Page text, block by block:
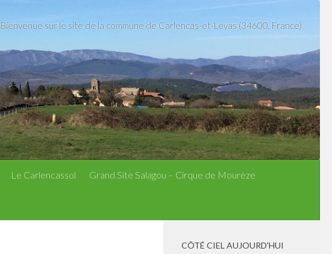
Bienvenue sur le site de la commune de Carlencas-et-Levas (34600, France)
Le Carlencassol Grand Site Salagou – Cirque de Mourèze
CÔTÉ CIEL AUJOURD'HUI